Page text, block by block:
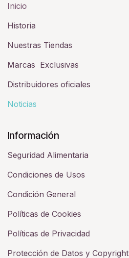
Inicio
Historia​
Nuestras Tiendas
Marcas Exclusivas
Distribuidores oficiales
Noticias
Información
Seguridad Alimentaria
Condiciones de Usos
Condición General
Políticas de Cookies
Políticas de Privacidad
Protección de Datos y Copyright